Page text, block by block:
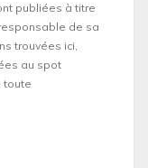
publiées à titre
de sa
trouvées ici,
au spot
toute